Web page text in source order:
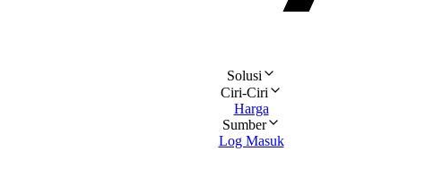
Solusi
Ciri-Ciri
Harga
Sumber
Log Masuk